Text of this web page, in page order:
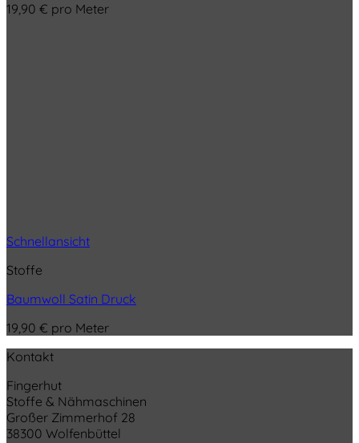
19,90 € pro Meter
Schnellansicht
Stoffe
Baumwoll Satin Druck
19,90 € pro Meter
Kontakt
Fingerhut
Stoffe & Nähmaschinen
Großer Zimmerhof 28
38300 Wolfenbüttel